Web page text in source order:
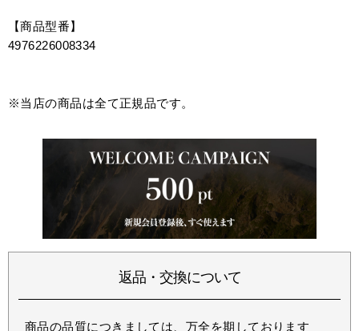
【商品型番】
4976226008334
※当店の商品は全て正規品です。
返品・交換について
商品の品質につきましては、万全を期しております